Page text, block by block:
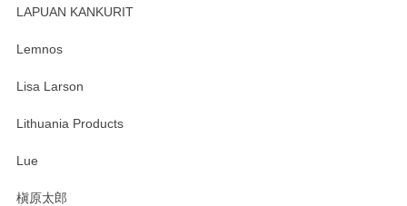
す。 素敵な湯呑みでとても気に入りました。 発送も早く、
たm(_)m
います。無事に届いたようで安心いたしまし
LAPUAN KANKURIT
Lemnos
Lisa Larson
Lithuania Products
Lue
槇原太郎